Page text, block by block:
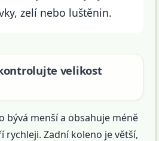
zelí nebo luštěnin.
velikost
bývá menší a obsahuje méně
rychleji. Zadní koleno je větší,